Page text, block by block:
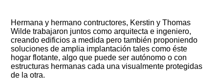
Hermana y hermano contructores, Kerstin y Thomas
Wilde trabajaron juntos como arquitecta e ingeniero,
creando edificios a medida pero también proponiendo
soluciones de amplia implantación tales como éste
hogar flotante, algo que puede ser autónomo o con
estructuras hermanas cada una visualmente protegidas
de la otra.